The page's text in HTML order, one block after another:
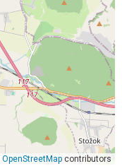
OpenStreetMap contributors